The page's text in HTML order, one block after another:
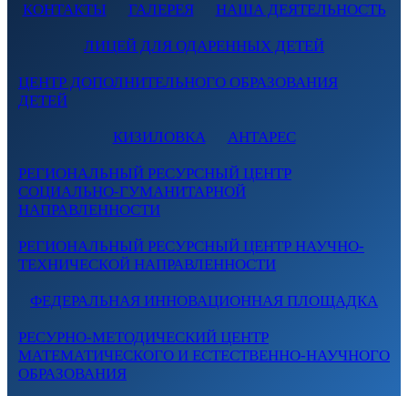
КОНТАКТЫ ГАЛЕРЕЯ НАША ДЕЯТЕЛЬНОСТЬ
ЛИЦЕЙ ДЛЯ ОДАРЕННЫХ ДЕТЕЙ
ЦЕНТР ДОПОЛНИТЕЛЬНОГО ОБРАЗОВАНИЯ
ДЕТЕЙ
КИЗИЛОВКА АНТАРЕС
РЕГИОНАЛЬНЫЙ РЕСУРСНЫЙ ЦЕНТР
СОЦИАЛЬНО-ГУМАНИТАРНОЙ
НАПРАВЛЕННОСТИ
РЕГИОНАЛЬНЫЙ РЕСУРСНЫЙ ЦЕНТР НАУЧНО-
ТЕХНИЧЕСКОЙ НАПРАВЛЕННОСТИ
ФЕДЕРАЛЬНАЯ ИННОВАЦИОННАЯ ПЛОЩАДКА
РЕСУРНО-МЕТОДИЧЕСКИЙ ЦЕНТР
МАТЕМАТИЧЕСКОГО И ЕСТЕСТВЕННО-НАУЧНОГО
ОБРАЗОВАНИЯ